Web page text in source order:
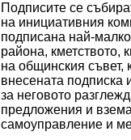
Подписите се
на инициативния
подписана най-
района, кметството,
на общинския съвет,
внесената подписка
за неговото
предложения и
самоуправление и